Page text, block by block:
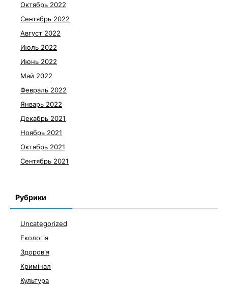
Октябрь 2022
Сентябрь 2022
Август 2022
Июль 2022
Июнь 2022
Май 2022
Февраль 2022
Январь 2022
Декабрь 2021
Ноябрь 2021
Октябрь 2021
Сентябрь 2021
Рубрики
Uncategorized
Екологія
Здоров'я
Кримінал
Культура